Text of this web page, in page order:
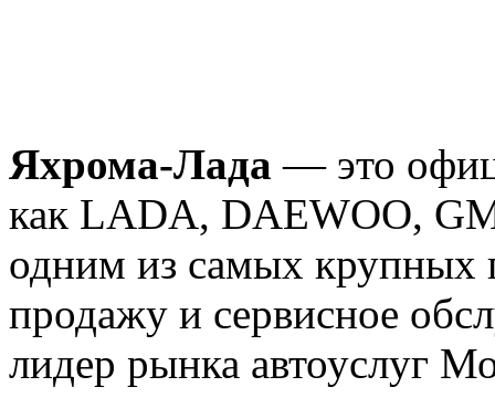
Яхрома-Лада — это
как LADA, DAEWOO,
одним из самых крупных
продажу и сервисное
лидер рынка автоуслуг